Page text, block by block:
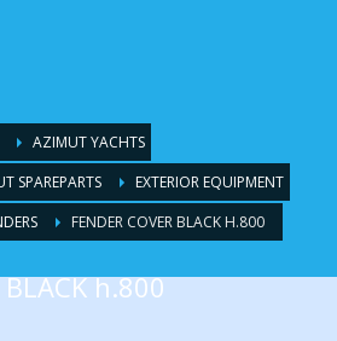
AZIMUT YACHTS
SPAREPARTS
EXTERIOR EQUIPMENT
FENDER COVER BLACK H.800
BLACK h.800